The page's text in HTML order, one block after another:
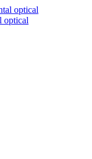
optical
optical